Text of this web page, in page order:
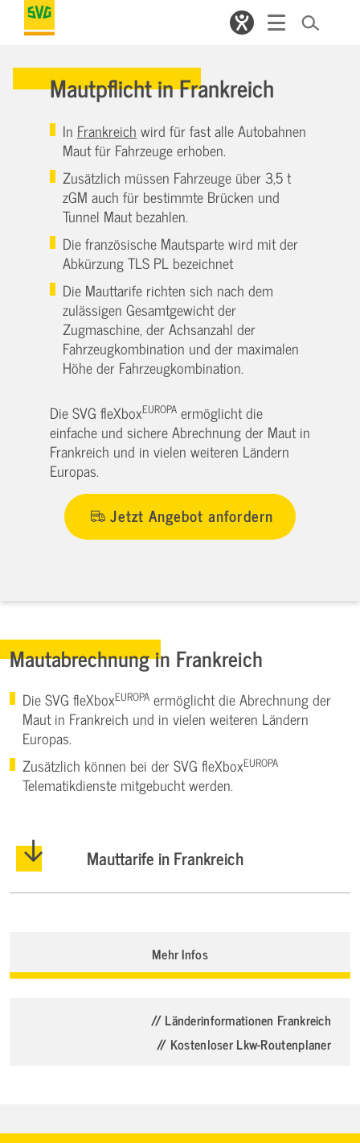
Mautpflicht in Frankreich
In Frankreich wird für fast alle Autobahnen
Maut für Fahrzeuge erhoben.
Zusätzlich müssen Fahrzeuge über 3,5 t
zGM auch für bestimmte Brücken und
Tunnel Maut bezahlen.
Die französische Mautsparte wird mit der
Abkürzung TLS PL bezeichnet
Die Mauttarife richten sich nach dem
zulässigen Gesamtgewicht der
Zugmaschine, der Achsanzahl der
Fahrzeugkombination und der maximalen
Höhe der Fahrzeugkombination.
Die SVG fleXboxEUROPA ermöglicht die
einfache und sichere Abrechnung der Maut in
Frankreich und in vielen weiteren Ländern
Europas.
Jetzt Angebot anfordern
Mautabrechnung in Frankreich
Die SVG fleXboxEUROPA ermöglicht die Abrechnung der
Maut in Frankreich und in vielen weiteren Ländern
Europas.
Zusätzlich können bei der SVG fleXboxEUROPA
Telematikdienste mitgebucht werden.
Mauttarife in Frankreich
Mehr Infos
// Länderinformationen Frankreich
// Kostenloser Lkw-Routenplaner